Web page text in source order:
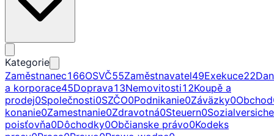
Kategorie
Zaměstnanec166OSVČ55Zaměstnavatel49Exekuce22
a korporace45Doprava13Nemovitosti12Koupě a
prodej0Společnosti0SZČO0Podnikanie0Záväzky0Obchod
konanie0Zamestnanie0Zdravotná0Steuern0
poisťovňa0Dôchodky0Občianske právo0Kodeks